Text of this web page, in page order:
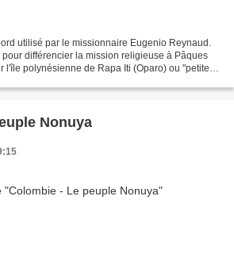
utilisé par le missionnaire Eugenio Reynaud.
différencier la mission religieuse à Pâques
l'île polynésienne de Rapa Iti (Oparo) ou "petite
Nonuya